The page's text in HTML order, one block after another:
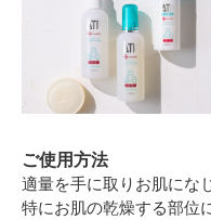
ご使用方法
適量を手に取りお肌にな
特にお肌の乾燥する部位